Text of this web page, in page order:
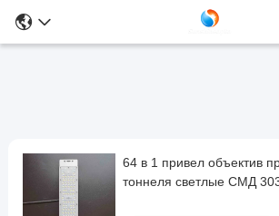
64 в 1 привел объектив
тоннеля светлые СМД